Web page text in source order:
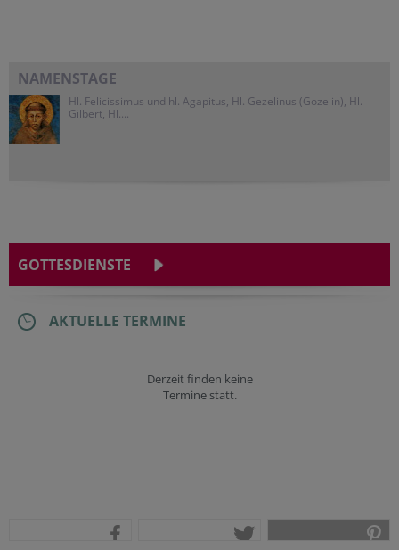
NAMENSTAGE
Hl. Felicissimus und hl. Agapitus, Hl. Gezelinus (Gozelin), Hl.
Gilbert, Hl....
GOTTESDIENSTE
AKTUELLE TERMINE
Derzeit finden keine
Termine statt.